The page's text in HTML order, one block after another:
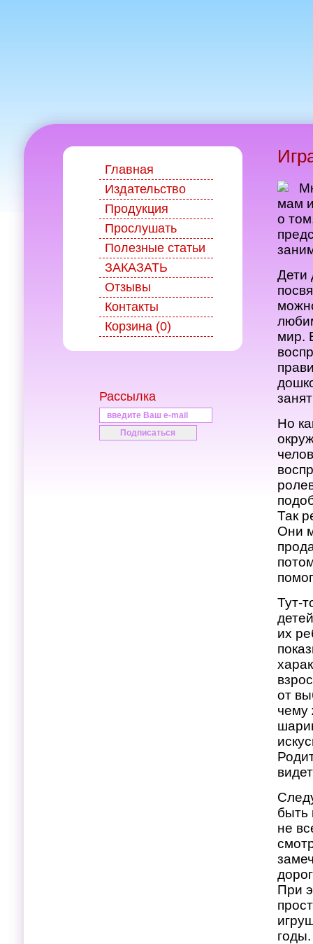
Главная
Издательство
Продукция
Прослушать
Полезные статьи
ЗАКАЗАТЬ
Отзывы
Контакты
Корзина (0)
Рассылка
мам
о
Дети
мир.
Но
Так
Они
Тут-
их
от
чему
быть
не
При